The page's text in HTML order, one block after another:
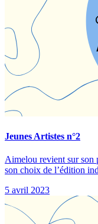
Jeunes Artistes n°2
Aimelou revient sur son
son choix de l’édition
5 avril 2023